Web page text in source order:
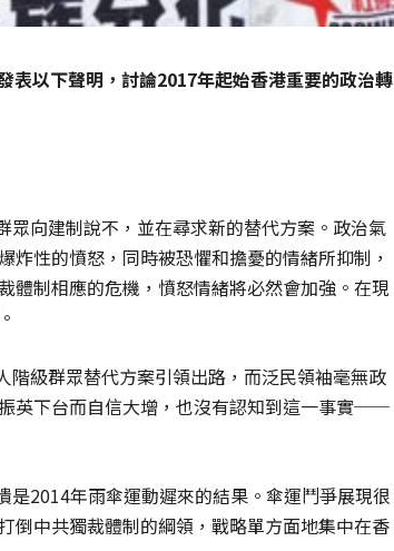
表以下聲明，討論2017年起始香港重要的政治轉
向建制說不，並在尋求新的替代方案。政治氣
性的憤怒，同時被恐懼和擔憂的情緒所抑制，
體制相應的危機，憤怒情緒將必然會加強。在現
級群眾替代方案引領出路，而泛民領袖毫無政
英下台而自信大增，也沒有認知到這一事實──
2014年雨傘運動遲來的結果。傘運鬥爭展現很
倒中共獨裁體制的綱領，戰略單方面地集中在香